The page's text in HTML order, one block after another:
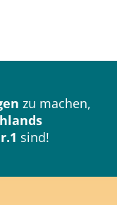
zu machen,
sind!